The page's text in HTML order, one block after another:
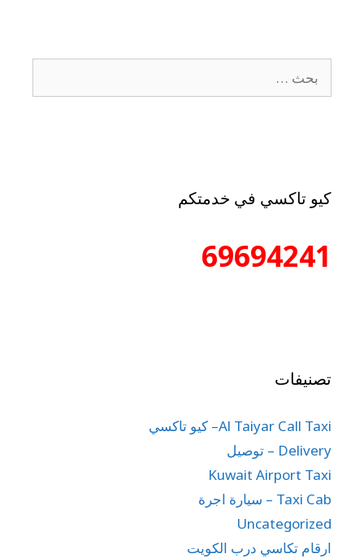
كيو تاكسي في خدمتكم
69694241
تصنيفات
Al Taiyar Call Taxi– كيو تاكسي
Delivery – توصيل
Kuwait Airport Taxi
Taxi Cab – سيارة اجرة
Uncategorized
ارقام تكاسي درب الكويت